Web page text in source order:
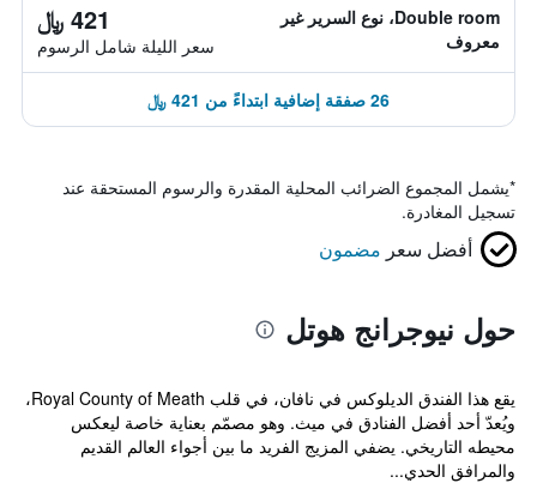
Double room، نوع السرير غير
معروف
421 ﷼
سعر الليلة شامل الرسوم
26 صفقة إضافية ابتداءً من 421 ﷼
*يشمل المجموع الضرائب المحلية المقدرة والرسوم المستحقة عند
تسجيل المغادرة.
أفضل سعر مضمون
حول نيوجرانج هوتل
يقع هذا الفندق الديلوكس في نافان، في قلب Royal County of Meath،
ويُعدّ أحد أفضل الفنادق في ميث. وهو مصمّم بعناية خاصة ليعكس
محيطه التاريخي. يضفي المزيج الفريد ما بين أجواء العالم القديم
والمرافق الحدي...